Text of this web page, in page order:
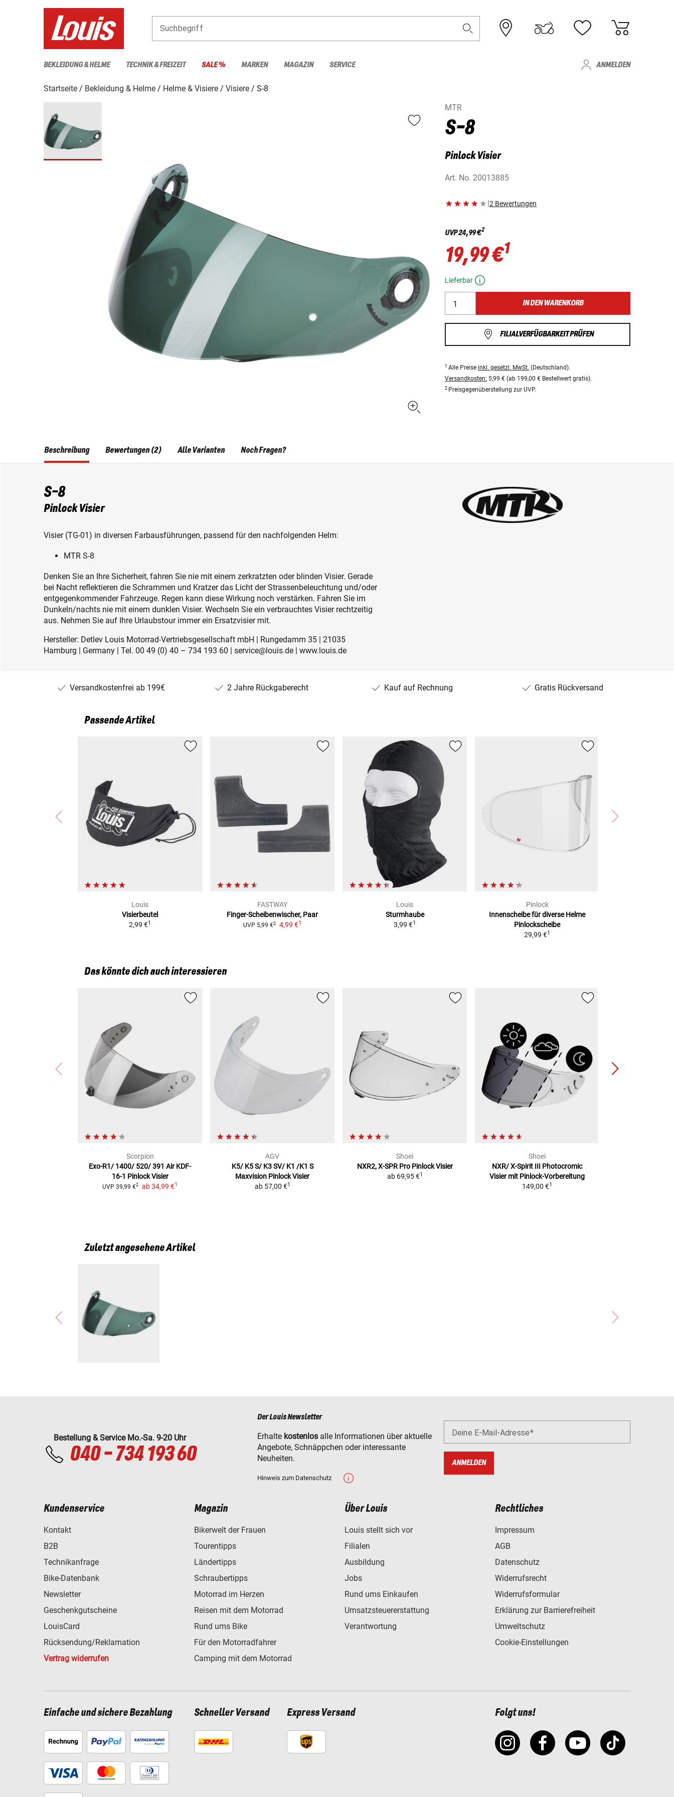
Suchbegriff
BEKLEIDUNG & HELME TECHNIK & FREIZEIT SALE % MARKEN MAGAZIN SERVICE ANMELDEN
Startseite Bekleidung & Helme Helme & Visiere Visiere
S-8
MTR
S-8
Pinlock Visier
Art. No. 20013885
|2 Bewertungen
UVP24,99 €2
19,99 €1
Lieferbar
IN DEN WARENKORB
FILIALVERFÜGBARKEIT PRÜFEN
1 Alle Preise inkl. gesetzl. MwSt. (Deutschland).
Versandkosten: 5,99 € (ab 199,00 € Bestellwert gratis).
2 Preisgegenüberstellung zur UVP.
Beschreibung
S-8
Pinlock Visier
Visier (TG-01) in diversen Farbausführungen, passend für den nachfolgenden Helm:
MTR S-8
Denken Sie an Ihre Sicherheit, fahren Sie nie mit einem zerkratzten oder blinden Visier. Gerade
bei Nacht reflektieren die Schrammen und Kratzer das Licht der Strassenbeleuchtung und/oder
entgegenkommender Fahrzeuge. Regen kann diese Wirkung noch verstärken. Fahren Sie im
Dunkeln/nachts nie mit einem dunklen Visier. Wechseln Sie ein verbrauchtes Visier rechtzeitig
aus. Nehmen Sie auf Ihre Urlaubstour immer ein Ersatzvisier mit.
Hersteller: Detlev Louis Motorrad-Vertriebsgesellschaft mbH | Rungedamm 35 | 21035
Hamburg | Germany | Tel. 00 49 (0) 40 – 734 193 60 | service@louis.de | www.louis.de
Bewertungen (2) Alle Varianten Noch Fragen?
Versandkostenfrei ab 199€ 2 Jahre Rückgaberecht Kauf auf Rechnung Gratis Rückversand
Passende Artikel
Louis
Visierbeutel
2,99 €1
FASTWAY
Finger-Scheibenwischer, Paar
UVP 5,99 €2 4,99 €1
Louis
Sturmhaube
3,99 €1
Pinlock
Innenscheibe für diverse Helme
Pinlockscheibe
29,99 €1
Das könnte dich auch interessieren
Scorpion
Exo-R1/ 1400/ 520/ 391 Air KDF-
16-1 Pinlock Visier
UVP 39,99 €2 ab 34,99 €1
AGV
K5/ K5 S/ K3 SV/ K1 /K1 S
Maxvision Pinlock Visier
ab 57,00 €1
Shoei
NXR2, X-SPR Pro Pinlock Visier
ab 69,95 €1
Shoei
NXR/ X-Spirit III Photocromic
Visier mit Pinlock-Vorbereitung
149,00 €1
Zuletzt angesehene Artikel
Bestellung & Service Mo.-Sa. 9-20 Uhr
040 - 734 193 60
Der Louis Newsletter
Erhalte kostenlos alle Informationen über aktuelle
Angebote, Schnäppchen oder interessante
Neuheiten.
Hinweis zum Datenschutz
Deine E-Mail-Adresse
ANMELDEN
Kundenservice
Kontakt
B2B
Technikanfrage
Bike-Datenbank
Newsletter
Geschenkgutscheine
LouisCard
Rücksendung/Reklamation
Vertrag widerrufen
Magazin
Bikerwelt der Frauen
Tourentipps
Ländertipps
Schraubertipps
Motorrad im Herzen
Reisen mit dem Motorrad
Rund ums Bike
Für den Motorradfahrer
Camping mit dem Motorrad
Über Louis
Louis stellt sich vor
Filialen
Ausbildung
Jobs
Rund ums Einkaufen
Umsatzsteuererstattung
Verantwortung
Rechtliches
Impressum
AGB
Datenschutz
Widerrufsrecht
Widerrufsformular
Erklärung zur Barrierefreiheit
Umweltschutz
Cookie-Einstellungen
Einfache und sichere Bezahlung Schneller Versand Express Versand Folgt uns!